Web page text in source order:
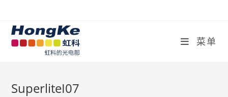
菜单
SuperliteI07